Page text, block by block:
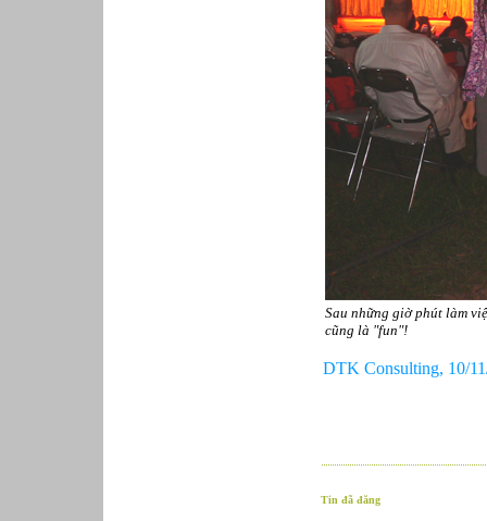
Sau những giờ phút làm
cũng là "fun"!
DTK Consulting, 10/
Tin đã đăng